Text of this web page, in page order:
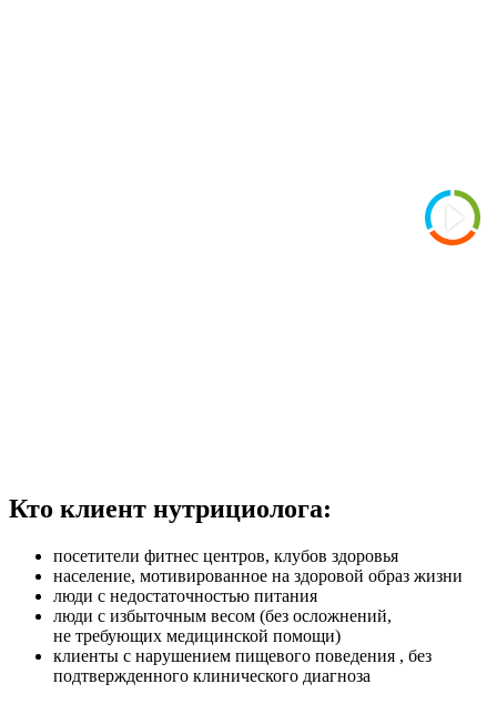
Кто клиент нутрициолога:
посетители фитнес центров, клубов здоровья
население, мотивированное на здоровой образ жизни
люди с недостаточностью питания
люди с избыточным весом (без осложнений,
не требующих медицин­ской помощи)
клиенты с нарушением пищевого поведения , без
подтвержденного клинического диагноза